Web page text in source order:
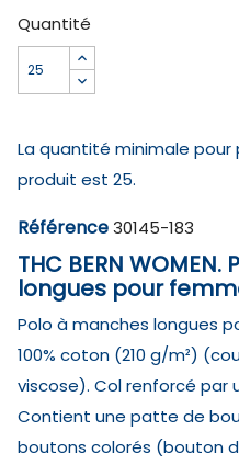
Quantité
La quantité minimale
produit est 25.
Référence30145-183
THC BERN
longues pour
Polo à manches longues
100% coton (210 g/m²)
viscose). Col renforcé par
Contient une patte de
boutons colorés (bouton